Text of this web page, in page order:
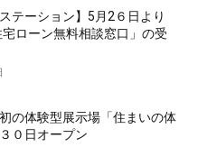
ステーション】5月2６日より
宅ローン無料相談窓口」の受
の体験型展示場「住まいの体
０日オープン